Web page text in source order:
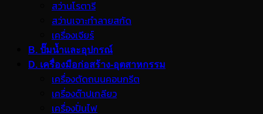
สว่านโรตารี
สว่านเจาะทำลายสกัด
เครื่องเจียร์
B. ปั๊มน้ำและอุปกรณ์
D. เครื่องมือก่อสร้าง-อุตสาหกรรม
เครื่องตัดถนนคอนกรีต
เครื่องต๊าปเกลียว
เครื่องปั่นไฟ